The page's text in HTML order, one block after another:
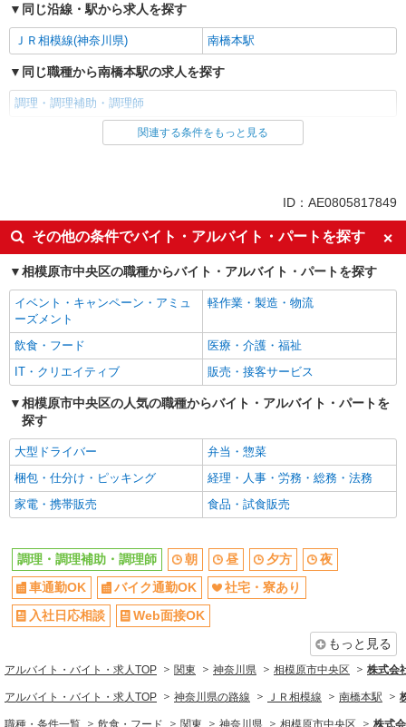
同じ沿線・駅から求人を探す
ＪＲ相模線(神奈川県) 南橋本駅
同じ職種から南橋本駅の求人を探す
調理・調理補助・調理師
同じ雇用形態から南橋本駅の求人を探す
朝
昼
夕方
夜
車通勤OK
バイク通勤OK
社宅・寮あり
入社日応相談
Web面接OK
友達と応募OK
職場見学OKまたは説明会あり
未経験歓迎
経験者・有資格者歓迎
新卒・第二新卒歓迎
女性活躍中
主婦・主夫歓迎
フリーター歓迎
学歴不問
ブランクOK
ミドル（40代～）活躍中
エルダー（50代～）活躍中
シニア（60代～）活躍中
ボーナス・賞与あり
昇給あり
禁煙・分煙
交通費支給
社会保険あり
家賃補助・住宅手当有
まかない・食事補助
産休・育休取得実績あり
各種手当（家族・役職・インセン
ティブなど）あり
社割・特典あり
制服貸与
研修制度あり
社員登用あり
関連する条件をもっと見る
ID：AE0805817849
その他の条件でバイト・アルバイト・パートを探す
相模原市中央区の職種からバイト・アルバイト・パートを探す
イベント・キャンペーン・アミュ
ーズメント
軽作業・製造・物流
飲食・フード
医療・介護・福祉
IT・クリエイティブ
販売・接客サービス
相模原市中央区の人気の職種からバイト・アルバイト・パートを
探す
大型ドライバー
弁当・惣菜
梱包・仕分け・ピッキング
経理・人事・労務・総務・法務
家電・携帯販売
食品・試食販売
調理・調理補助・調理師 朝 昼 夕方
夜
車通勤OK
バイク通勤OK
社宅・寮あり
入社日応相談
Web面接OK
もっと見る
アルバイト・バイト・求人TOP 関東 神奈川県 相模原市中央区 株式会
アルバイト・バイト・求人TOP 神奈川県の路線 ＪＲ相模線 南橋本駅
職種・条件一覧 飲食・フード 関東 神奈川県 相模原市中央区 株式